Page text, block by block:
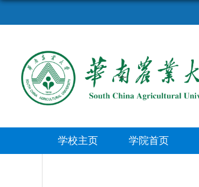
学校主页 学院首页